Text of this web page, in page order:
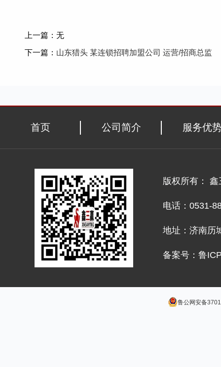
上一篇：无
下一篇： 山东猎头 某连锁招聘加盟公司 运营/招商总监
首页 公司简介 服务优
版权所有：
电话：0531-
地址：济南历
备案号：鲁
鲁公网安备